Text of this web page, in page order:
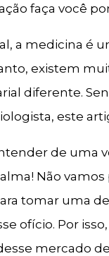
faça você
a medicina é
existem
diferente.
este
de uma
Não
tomar uma
ofício. Por
mercado